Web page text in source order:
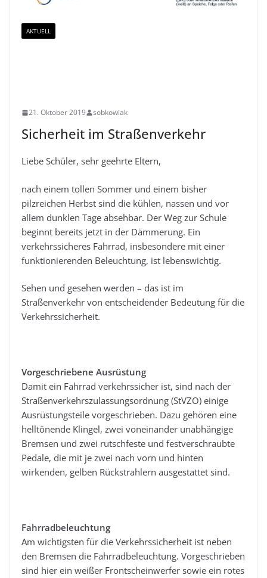
AKTUELL
21. Oktober 2019 sobkowiak
Sicherheit im Straßenverkehr
Liebe Schüler, sehr geehrte Eltern,
nach einem tollen Sommer und einem bisher
pilzreichen Herbst sind die kühlen, nassen und vor
allem dunklen Tage absehbar. Der Weg zur Schule
beginnt bereits jetzt in der Dämmerung. Ein
verkehrssicheres Fahrrad, insbesondere mit einer
funktionierenden Beleuchtung, ist lebenswichtig.
Sehen und gesehen werden – das ist im
Straßenverkehr von entscheidender Bedeutung für die
Verkehrssicherheit.
Vorgeschriebene Ausrüstung
Damit ein Fahrrad verkehrssicher ist, sind nach der
Straßenverkehrszulassungsordnung (StVZO) einige
Ausrüstungsteile vorgeschrieben. Dazu gehören eine
helltönende Klingel, zwei voneinander unabhängige
Bremsen und zwei rutschfeste und festverschraubte
Pedale, die mit je zwei nach vorn und hinten
wirkenden, gelben Rückstrahlern ausgestattet sind.
Fahrradbeleuchtung
Am wichtigsten für die Verkehrssicherheit ist neben
den Bremsen die Fahrradbeleuchtung. Vorgeschrieben
sind hier ein weißer Frontscheinwerfer sowie ein rotes